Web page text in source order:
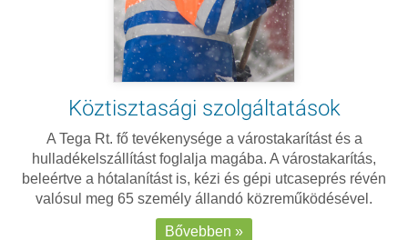
Köztisztasági szolgáltatások
A Tega Rt. fő tevékenysége a várostakarítást és a
hulladékelszállítást foglalja magába. A várostakarítás,
beleértve a hótalanítást is, kézi és gépi utcaseprés révén
valósul meg 65 személy állandó közreműködésével.
Bővebben »